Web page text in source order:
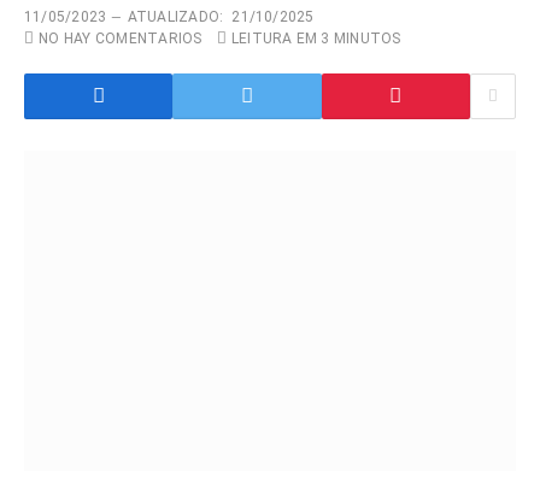
11/05/2023 ATUALIZADO:
21/10/2025
NO HAY COMENTARIOS
LEITURA EM 3 MINUTOS